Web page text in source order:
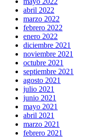
abril 2022
marzo 2022
febrero 2022
enero 2022
diciembre 2021
noviembre 2021
octubre 2021
septiembre 2021
agosto 2021
julio 2021
junio 2021
mayo 2021
abril 2021
marzo 2021
febrero 2021